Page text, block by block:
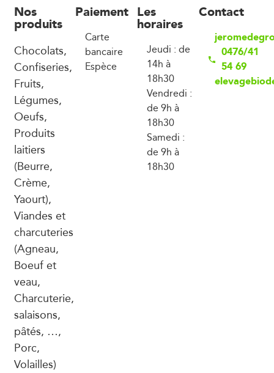
Nos
produits
Chocolats,
Confiseries,
Fruits,
Légumes,
Oeufs,
Produits
laitiers
(Beurre,
Crème,
Yaourt),
Viandes et
charcuteries
(Agneau,
Boeuf et
veau,
Charcuterie,
salaisons,
pâtés, …,
Porc,
Volailles)
Paiement
Carte
bancaire
Espèce
Les
horaires
Jeudi : de
14h à
18h30
Vendredi :
de 9h à
18h30
Samedi :
de 9h à
18h30
Contact
0476/41
54 69